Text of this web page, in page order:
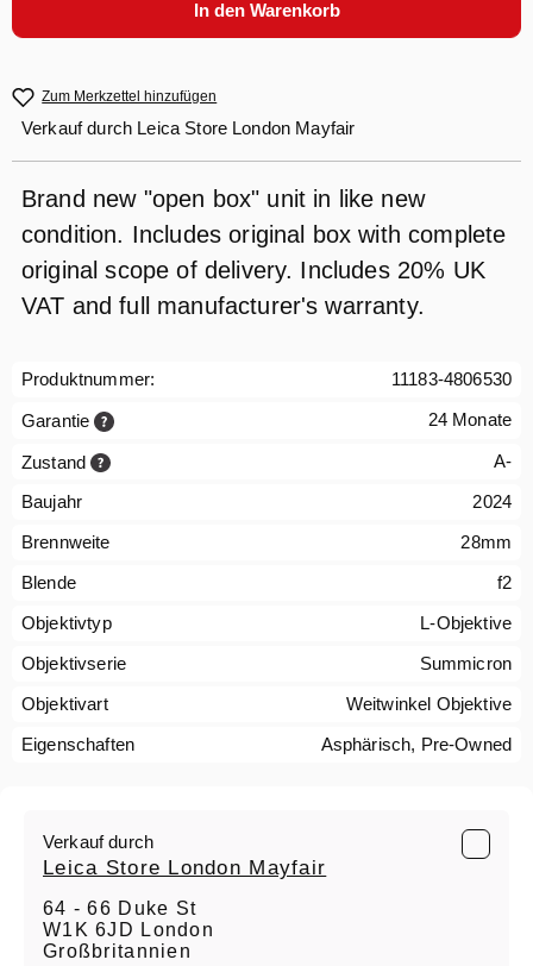
In den Warenkorb
Zum Merkzettel hinzufügen
Verkauf durch Leica Store London Mayfair
Brand new "open box" unit in like new
condition. Includes original box with complete
original scope of delivery. Includes 20% UK
VAT and full manufacturer's warranty.
Produktnummer: 11183-4806530
Garantie 24 Monate
Zustand A-
Baujahr
2024
Brennweite
28mm
Blende
f2
Objektivtyp
L-Objektive
Objektivserie
Summicron
Objektivart
Weitwinkel Objektive
Eigenschaften
Asphärisch, Pre-Owned
Verkauf durch
Leica Store London Mayfair
64 - 66 Duke St
W1K 6JD London
Großbritannien